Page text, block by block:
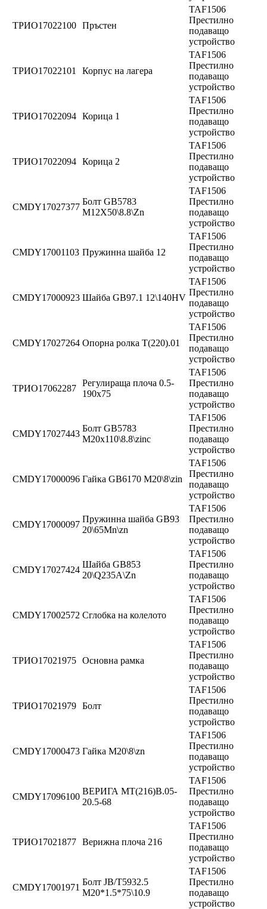
ТРИО17022100 Пръстен
TAF1506
Престилно
подаващо
устройство
ТРИО17022101 Корпус на лагера
TAF1506
Престилно
подаващо
устройство
ТРИО17022094 Корица 1
TAF1506
Престилно
подаващо
устройство
ТРИО17022094 Корица 2
TAF1506
Престилно
подаващо
устройство
CMDY17027377
Болт GB5783
M12X50\8.8\Zn
TAF1506
Престилно
подаващо
устройство
CMDY17001103 Пружинна шайба 12
TAF1506
Престилно
подаващо
устройство
CMDY17000923 Шайба GB97.1 12\140HV
TAF1506
Престилно
подаващо
устройство
CMDY17027264 Опорна ролка T(220).01
TAF1506
Престилно
подаващо
устройство
ТРИО17062287
Регулираща плоча 0.5-
190x75
TAF1506
Престилно
подаващо
устройство
CMDY17027443
Болт GB5783
M20x110\8.8\zinc
TAF1506
Престилно
подаващо
устройство
CMDY17000096 Гайка GB6170 M20\8\zin
TAF1506
Престилно
подаващо
устройство
CMDY17000097
Пружинна шайба GB93
20\65Mn\zn
TAF1506
Престилно
подаващо
устройство
CMDY17027424
Шайба GB853
20\Q235A\Zn
TAF1506
Престилно
подаващо
устройство
CMDY17002572 Сглобка на колелото
TAF1506
Престилно
подаващо
устройство
ТРИО17021975 Основна рамка
TAF1506
Престилно
подаващо
устройство
ТРИО17021979 Болт
TAF1506
Престилно
подаващо
устройство
CMDY17000473 Гайка M20\8\zn
TAF1506
Престилно
подаващо
устройство
CMDY17096100
ВЕРИГА MT(216)B.05-
20.5-68
TAF1506
Престилно
подаващо
устройство
ТРИО17021877 Верижна плоча 216
TAF1506
Престилно
подаващо
устройство
CMDY17001971
Болт JB/T5932.5
M20*1.5*75\10.9
TAF1506
Престилно
подаващо
устройство